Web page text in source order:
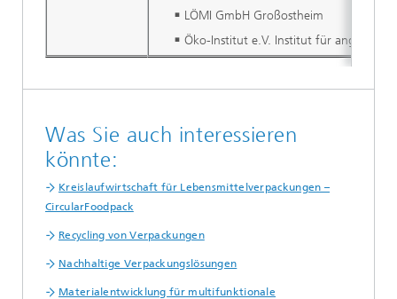
LÖMI GmbH Großostheim
Öko-Institut e.V. Institut für
Was Sie auch interessieren
könnte:
Kreislaufwirtschaft für Lebensmittelverpackungen –
CircularFoodpack
Recycling von Verpackungen
Nachhaltige Verpackungslösungen
Materialentwicklung für multifunktionale